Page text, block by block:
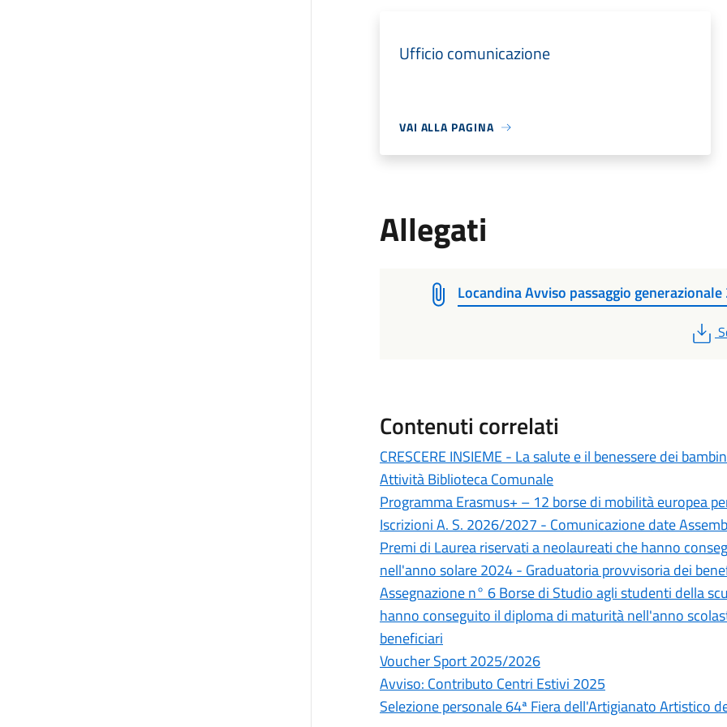
Ufficio comunicazione
VAI ALLA PAGINA
Allegati
Locandina Avviso passaggio
Contenuti correlati
CRESCERE INSIEME - La salute e il benessere dei
Attività Biblioteca Comunale
Programma Erasmus+ – 12 borse di mobilità europea
Iscrizioni A. S. 2026/2027 - Comunicazione date
Premi di Laurea riservati a neolaureati che hanno
nell'anno solare 2024 - Graduatoria provvisoria dei
Assegnazione n° 6 Borse di Studio agli studenti della
hanno conseguito il diploma di maturità nell'anno
beneficiari
Voucher Sport 2025/2026
Avviso: Contributo Centri Estivi 2025
Selezione personale 64ª Fiera dell'Artigianato Artistico